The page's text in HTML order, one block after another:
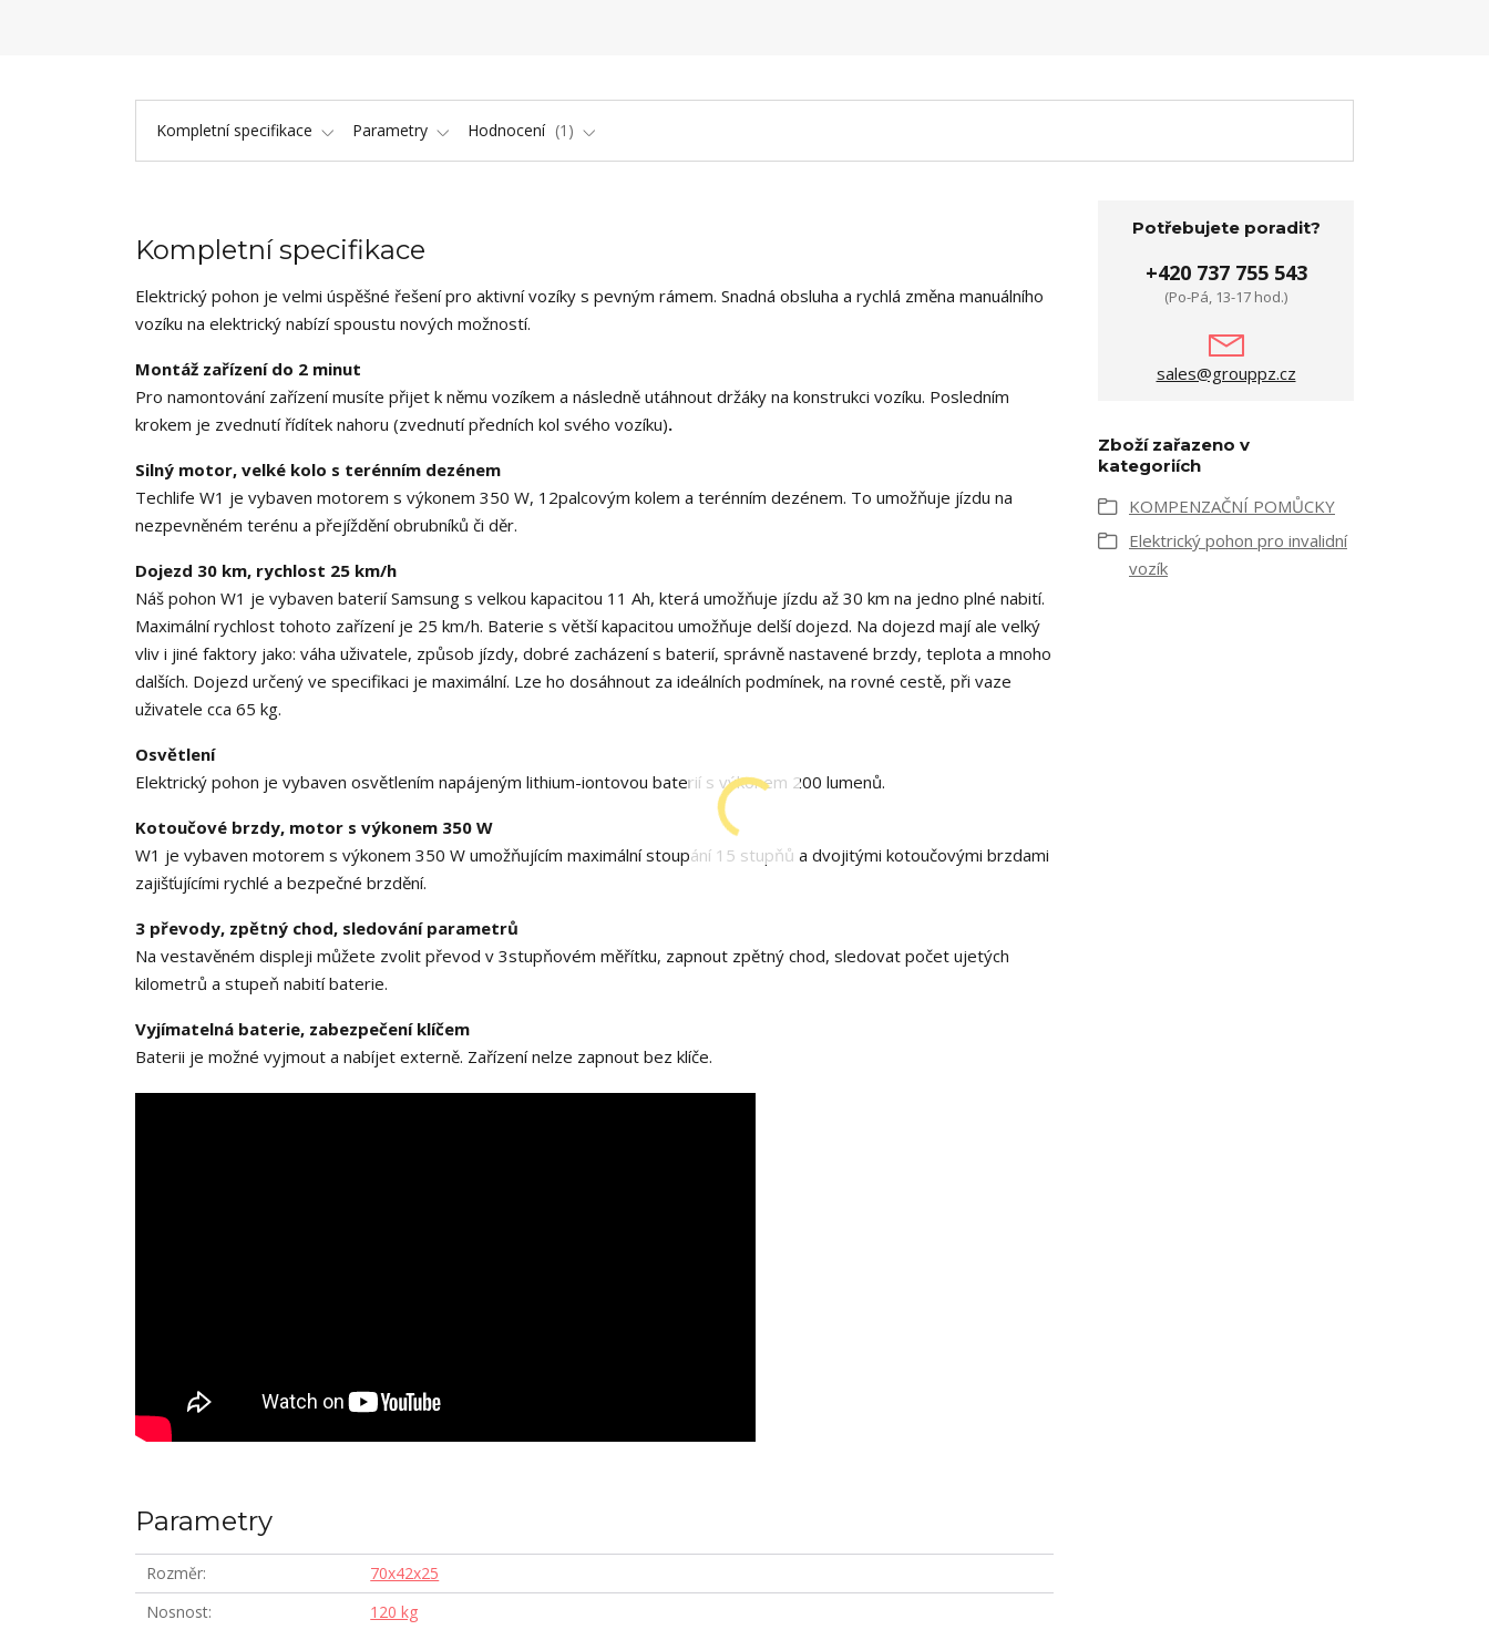
Kompletní specifikace Parametry Hodnocení 1
Kompletní specifikace
Elektrický pohon je velmi úspěšné řešení pro aktivní vozíky s pevným rámem. Snadná obsluha a rychlá změna manuálního
vozíku na elektrický nabízí spoustu nových možností.
Montáž zařízení do 2 minut
Pro namontování zařízení musíte přijet k němu vozíkem a následně utáhnout držáky na konstrukci vozíku. Posledním
krokem je zvednutí řídítek nahoru (zvednutí předních kol svého vozíku).
Silný motor, velké kolo s terénním dezénem
Techlife W1 je vybaven motorem s výkonem 350 W, 12palcovým kolem a terénním dezénem. To umožňuje jízdu na
nezpevněném terénu a přejíždění obrubníků či děr.
Dojezd 30 km, rychlost 25 km/h
Náš pohon W1 je vybaven baterií Samsung s velkou kapacitou 11 Ah, která umožňuje jízdu až 30 km na jedno plné nabití.
Maximální rychlost tohoto zařízení je 25 km/h. Baterie s větší kapacitou umožňuje delší dojezd. Na dojezd mají ale velký
vliv i jiné faktory jako: váha uživatele, způsob jízdy, dobré zacházení s baterií, správně nastavené brzdy, teplota a mnoho
dalších. Dojezd určený ve specifikaci je maximální. Lze ho dosáhnout za ideálních podmínek, na rovné cestě, při vaze
uživatele cca 65 kg.
Osvětlení
Elektrický pohon je vybaven osvětlením napájeným lithium-iontovou baterií s výkonem 200 lumenů.
Kotoučové brzdy, motor s výkonem 350 W
W1 je vybaven motorem s výkonem 350 W umožňujícím maximální stoupání 15 stupňů a dvojitými kotoučovými brzdami
zajišťujícími rychlé a bezpečné brzdění.
3 převody, zpětný chod, sledování parametrů
Na vestavěném displeji můžete zvolit převod v 3stupňovém měřítku, zapnout zpětný chod, sledovat počet ujetých
kilometrů a stupeň nabití baterie.
Vyjímatelná baterie, zabezpečení klíčem
Baterii je možné vyjmout a nabíjet externě. Zařízení nelze zapnout bez klíče.
Parametry
Rozměr
70x42x25
Nosnost
120 kg
Potřebujete poradit?
+420 737 755 543
(Po-Pá, 13-17 hod.)
sales@grouppz.cz
Zboží zařazeno v
kategoriích
KOMPENZAČNÍ POMŮCKY
Elektrický pohon pro invalidní
vozík